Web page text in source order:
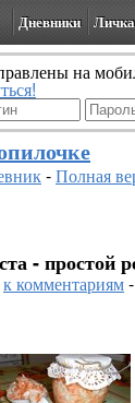
Дневники Личка
на
-Полная
- простой
к комментариям-